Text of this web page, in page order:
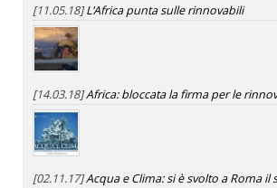
[11.05.18]L'Africa punta sulle rinnovabili
[14.03.18]Africa: bloccata la firma per le
[02.11.17]Acqua e Clima: si è svolto a Roma il